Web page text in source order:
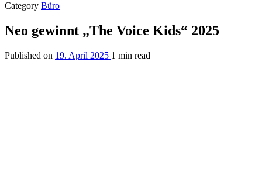
Category Büro
Neo gewinnt „The Voice Kids“ 2025
Published on 19. April 2025 1 min read